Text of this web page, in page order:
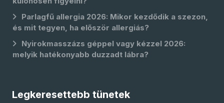
Parlagfű allergia 2026: Mikor kezdődik a szezon,
és mit tegyen, ha először allergiás?
Nyirokmasszázs géppel vagy kézzel 2026:
melyik hatékonyabb duzzadt lábra?
Legkeresettebb tünetek